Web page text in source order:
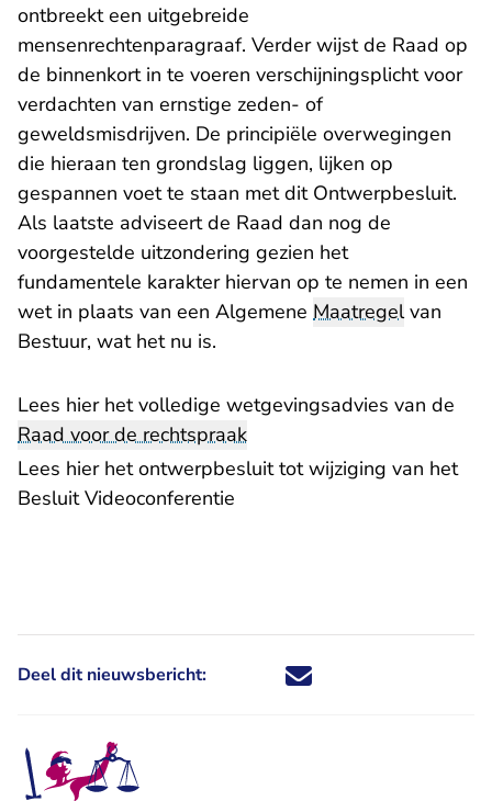
ontbreekt een uitgebreide
mensenrechtenparagraaf. Verder wijst de Raad op
de binnenkort in te voeren verschijningsplicht voor
verdachten van ernstige zeden- of
geweldsmisdrijven. De principiële overwegingen
die hieraan ten grondslag liggen, lijken op
gespannen voet te staan met dit Ontwerpbesluit.
Als laatste adviseert de Raad dan nog de
voorgestelde uitzondering gezien het
fundamentele karakter hiervan op te nemen in een
wet in plaats van een Algemene Maatregelvan
Bestuur, wat het nu is.
Lees hier hetvolledige wetgevingsadvies van de
Raad voor de rechtspraak
Lees hier hetontwerpbesluit tot wijziging - U verlaat
van het
Besluit Videoconferentie
Deel dit nieuwsbericht: Deel dit nieuwsbericht via X -
Deel dit nieuwsbericht via
Deel dit nieuwsbericht
Deel dit